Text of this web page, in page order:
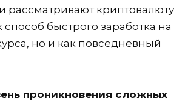
рассматривают криптовалюту
способ быстрого заработка на
но и как повседневный
проникновения сложных